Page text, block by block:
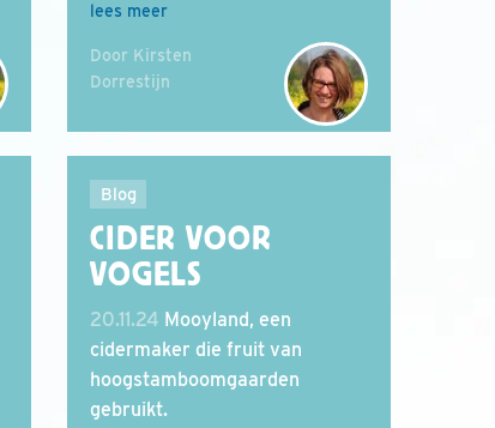
lees meer
Door Kirsten
Dorrestijn
Blog
CIDER VOOR
VOGELS
20.11.24 Mooyland, een
cidermaker die fruit van
hoogstamboomgaarden
gebruikt.